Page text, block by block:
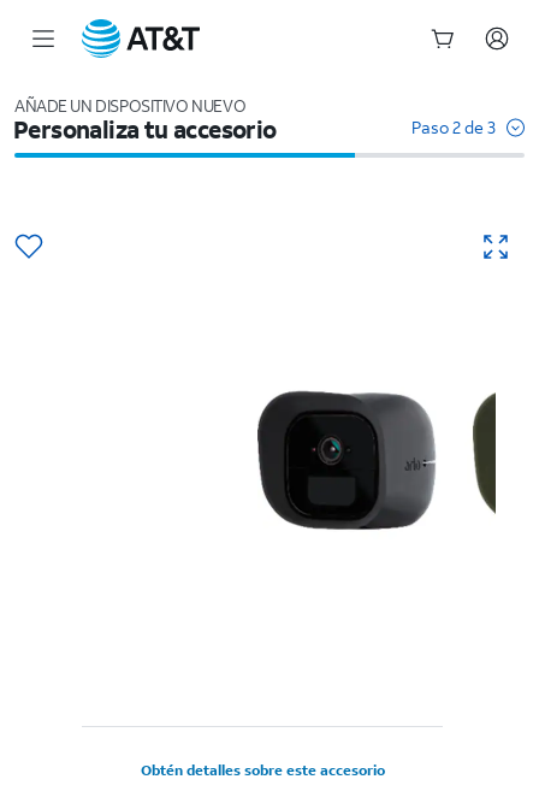
AÑADE UN DISPOSITIVO NUEVO
Personaliza tu accesorio Paso 2 de 3
Obtén detalles sobre este accesorio